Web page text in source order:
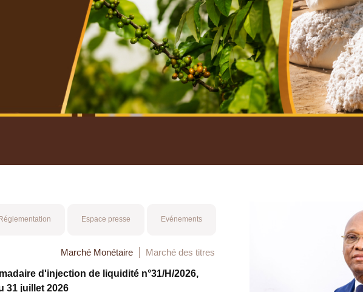
Réglementation Espace presse Evénements
Marché Monétaire Marché des titres
d'injection de liquidité n°31/H/2026,
31 juillet 2026